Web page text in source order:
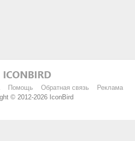
Помощь Обратная связь
Реклама
© 2012-2026 IconBird